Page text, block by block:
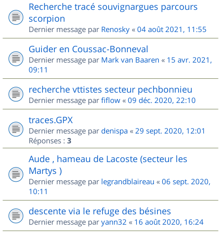
Recherche tracé souvignargues parcours
scorpion
Dernier message par Renosky « 04 août 2021, 11:55
Guider en Coussac-Bonneval
Dernier message par Mark van Baaren « 15 avr. 2021,
09:11
recherche vttistes secteur pechbonnieu
Dernier message par fiflow « 09 déc. 2020, 22:10
traces.GPX
Dernier message par denispa « 29 sept. 2020, 12:01
Réponses : 3
Aude , hameau de Lacoste (secteur les
Martys )
Dernier message par legrandblaireau « 06 sept. 2020,
10:11
descente via le refuge des bésines
Dernier message par yann32 « 16 août 2020, 16:24